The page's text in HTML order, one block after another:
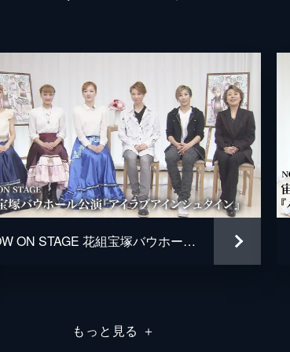
NOW ON STAGE 花組宝塚バウホール公演『アイラブアインシュタイン』
もっと見る ＋